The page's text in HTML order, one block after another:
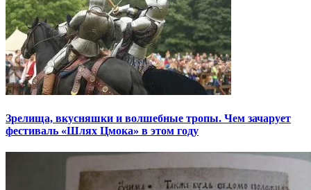
Зрелища, вкусняшки и волшебные тропы. Чем зачарует
фестиваль «Шлях Цмока» в этом году